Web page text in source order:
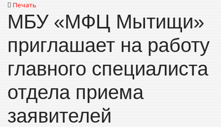
Печать
МБУ «МФЦ Мытищи»
приглашает на работу
главного специалиста
отдела приема
заявителей